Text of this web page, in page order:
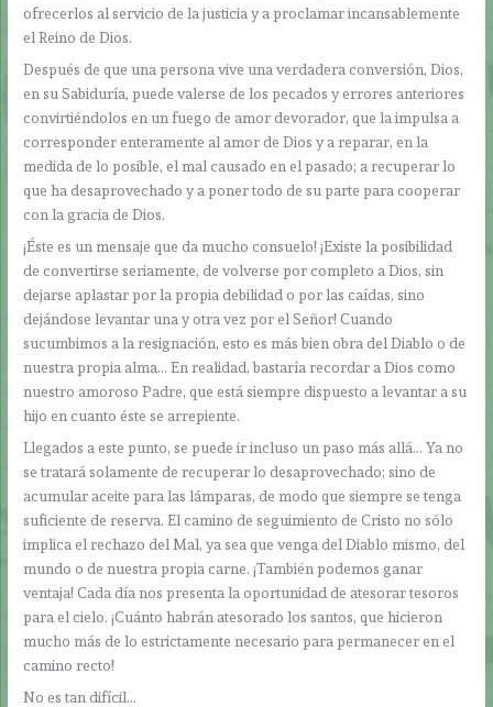
ofrecerlos al servicio de la justicia y a proclamar incansablemente
el Reino de Dios.
Después de que una persona vive una verdadera conversión, Dios,
en su Sabiduría, puede valerse de los pecados y errores anteriores
convirtiéndolos en un fuego de amor devorador, que la impulsa a
corresponder enteramente al amor de Dios y a reparar, en la
medida de lo posible, el mal causado en el pasado; a recuperar lo
que ha desaprovechado y a poner todo de su parte para cooperar
con la gracia de Dios.
¡Éste es un mensaje que da mucho consuelo! ¡Existe la posibilidad
de convertirse seriamente, de volverse por completo a Dios, sin
dejarse aplastar por la propia debilidad o por las caídas, sino
dejándose levantar una y otra vez por el Señor! Cuando
sucumbimos a la resignación, esto es más bien obra del Diablo o de
nuestra propia alma… En realidad, bastaría recordar a Dios como
nuestro amoroso Padre, que está siempre dispuesto a levantar a su
hijo en cuanto éste se arrepiente.
Llegados a este punto, se puede ir incluso un paso más allá… Ya no
se tratará solamente de recuperar lo desaprovechado; sino de
acumular aceite para las lámparas, de modo que siempre se tenga
suficiente de reserva. El camino de seguimiento de Cristo no sólo
implica el rechazo del Mal, ya sea que venga del Diablo mismo, del
mundo o de nuestra propia carne. ¡También podemos ganar
ventaja! Cada día nos presenta la oportunidad de atesorar tesoros
para el cielo. ¡Cuánto habrán atesorado los santos, que hicieron
mucho más de lo estrictamente necesario para permanecer en el
camino recto!
No es tan difícil…